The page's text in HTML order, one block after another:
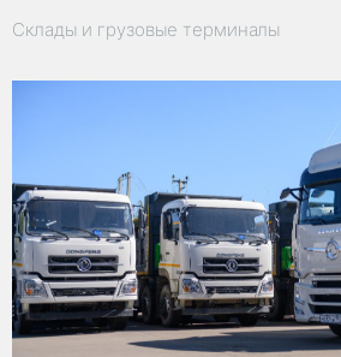
Склады и грузовые терминалы